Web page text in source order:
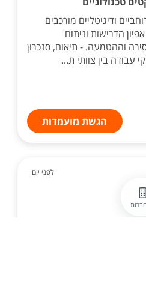
ודיגיטליים מורכבים
הדרישות וניתוח
וההטמעה. - תיאום, סנכרון
עבודה בין צוותי ת...
הגשת מועמדות
לפני יום